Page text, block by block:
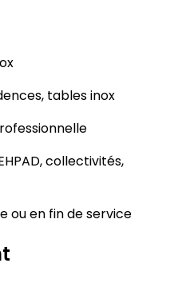
tables inox
collectivités,
ou en fin de service